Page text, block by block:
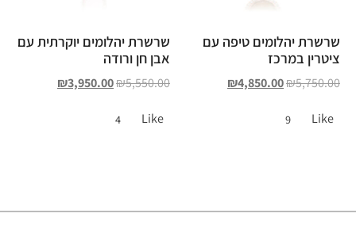
שרשרת יהלומים טיפה עם
ציטרין במרכז
₪5,750.00
₪4,850.00
Like
9
שרשרת יהלומים יוקרתית עם
אבן חן ורודה
₪5,550.00
₪3,950.00
Like
4